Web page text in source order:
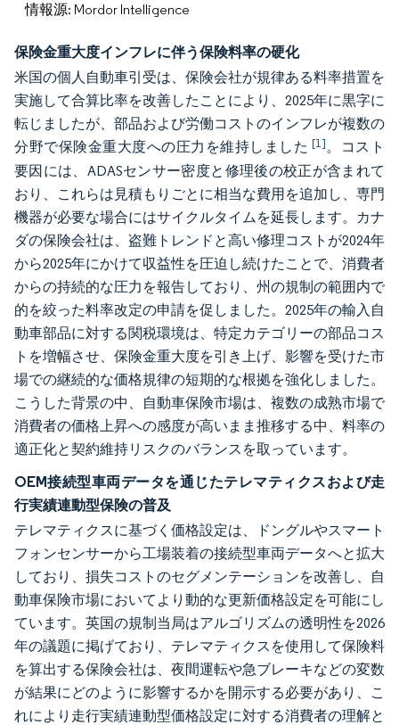
情報源: Mordor Intelligence
保険金重大度インフレに伴う保険料率の硬化
米国の個人自動車引受は、保険会社が規律ある料率措置を
実施して合算比率を改善したことにより、2025年に黒字に
転じましたが、部品および労働コストのインフレが複数の
分野で保険金重大度への圧力を維持しました [1]。コスト
要因には、ADASセンサー密度と修理後の校正が含まれて
おり、これらは見積もりごとに相当な費用を追加し、専門
機器が必要な場合にはサイクルタイムを延長します。カナ
ダの保険会社は、盗難トレンドと高い修理コストが2024年
から2025年にかけて収益性を圧迫し続けたことで、消費者
からの持続的な圧力を報告しており、州の規制の範囲内で
的を絞った料率改定の申請を促しました。2025年の輸入自
動車部品に対する関税環境は、特定カテゴリーの部品コス
トを増幅させ、保険金重大度を引き上げ、影響を受けた市
場での継続的な価格規律の短期的な根拠を強化しました。
こうした背景の中、自動車保険市場は、複数の成熟市場で
消費者の価格上昇への感度が高いまま推移する中、料率の
適正化と契約維持リスクのバランスを取っています。
OEM接続型車両データを通じたテレマティクスおよび走
行実績連動型保険の普及
テレマティクスに基づく価格設定は、ドングルやスマート
フォンセンサーから工場装着の接続型車両データへと拡大
しており、損失コストのセグメンテーションを改善し、自
動車保険市場においてより動的な更新価格設定を可能にし
ています。英国の規制当局はアルゴリズムの透明性を2026
年の議題に掲げており、テレマティクスを使用して保険料
を算出する保険会社は、夜間運転や急ブレーキなどの変数
が結果にどのように影響するかを開示する必要があり、こ
れにより走行実績連動型価格設定に対する消費者の理解と